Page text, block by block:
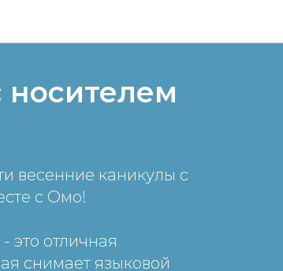
носителем
весенние каникулы с
с Омо!
это отличная
снимает языковой